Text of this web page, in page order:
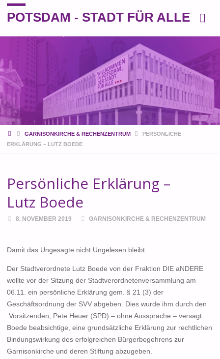
POTSDAM - STADT FÜR ALLE
STARTGARNISONKIRCHE & RECHENZENTRUM
PERSÖNLICHE
ERKLÄRUNG – LUTZ BOEDE
Persönliche Erklärung –
Lutz Boede
8. NOVEMBER 2019 GARNISONKIRCHE & RECHENZENTRUM
Damit das Ungesagte nicht Ungelesen bleibt.
Der Stadtverordnete Lutz Boede von der Fraktion DIE aNDERE
wollte vor der Sitzung der Stadtverordnetenversammlung am
06.11. ein persönliche Erklärung gem. § 21 (3) der
Geschäftsordnung der SVV abgeben. Dies wurde ihm durch den
Vorsitzenden, Pete Heuer (SPD) – ohne Aussprache – versagt.
Boede beabsichtige, eine grundsätzliche Erklärung zur rechtlichen
Bindungswirkung des erfolgreichen Bürgerbegehrens zur
Garnisonkirche und deren Stiftung abzugeben.